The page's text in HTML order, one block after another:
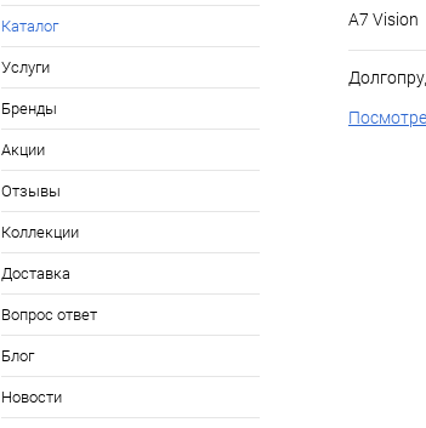
Каталог
Услуги
Бренды
Акции
Отзывы
Коллекции
Доставка
Вопрос ответ
Блог
Новости
А7 Vision